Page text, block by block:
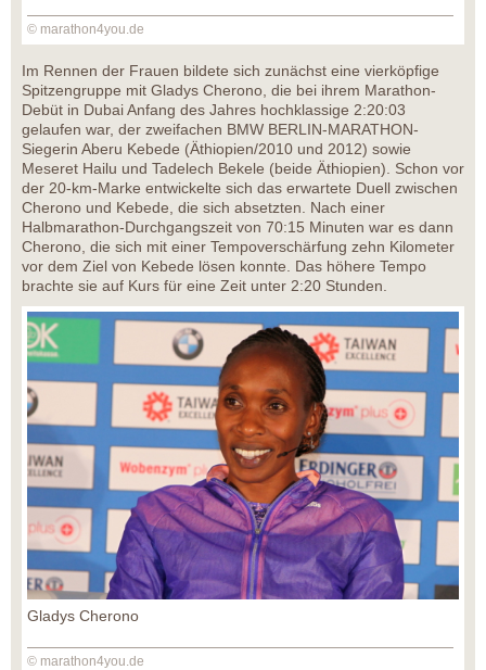
© marathon4you.de
Im Rennen der Frauen bildete sich zunächst eine vierköpfige
Spitzengruppe mit Gladys Cherono, die bei ihrem Marathon-
Debüt in Dubai Anfang des Jahres hochklassige 2:20:03
gelaufen war, der zweifachen BMW BERLIN-MARATHON-
Siegerin Aberu Kebede (Äthiopien/2010 und 2012) sowie
Meseret Hailu und Tadelech Bekele (beide Äthiopien). Schon vor
der 20-km-Marke entwickelte sich das erwartete Duell zwischen
Cherono und Kebede, die sich absetzten. Nach einer
Halbmarathon-Durchgangszeit von 70:15 Minuten war es dann
Cherono, die sich mit einer Tempoverschärfung zehn Kilometer
vor dem Ziel von Kebede lösen konnte. Das höhere Tempo
brachte sie auf Kurs für eine Zeit unter 2:20 Stunden.
Gladys Cherono
© marathon4you.de